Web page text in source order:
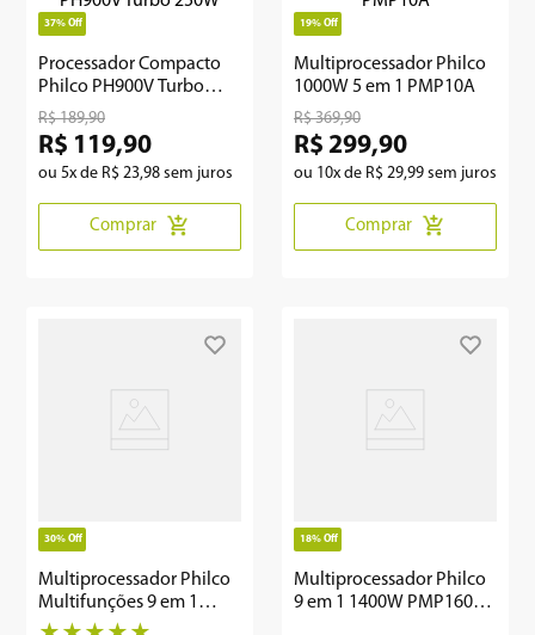
37% Off
Processador Compacto
Philco PH900V Turbo
250W
R$ 189,90
R$ 119,90
ou 5x de R$ 23,98 sem juros
Comprar
19% Off
Multiprocessador Philco
1000W 5 em 1 PMP10A
R$ 369,90
R$ 299,90
ou 10x de R$ 29,99 sem juros
Comprar
30% Off
Multiprocessador Philco
Multifunções 9 em 1
1400W PMP1600V
18% Off
Multiprocessador Philco
9 em 1 1400W PMP1600P